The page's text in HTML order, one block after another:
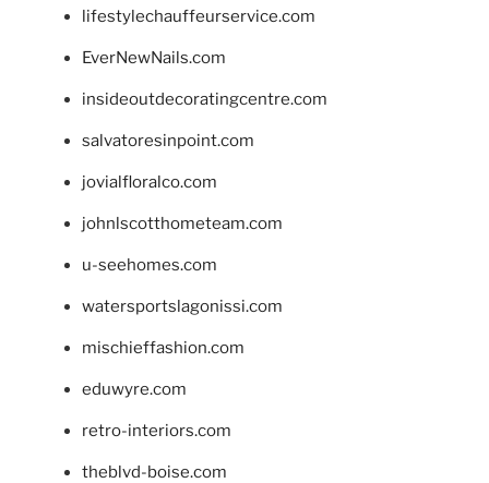
lifestylechauffeurservice.com
EverNewNails.com
insideoutdecoratingcentre.com
salvatoresinpoint.com
jovialfloralco.com
johnlscotthometeam.com
u-seehomes.com
watersportslagonissi.com
mischieffashion.com
eduwyre.com
retro-interiors.com
theblvd-boise.com